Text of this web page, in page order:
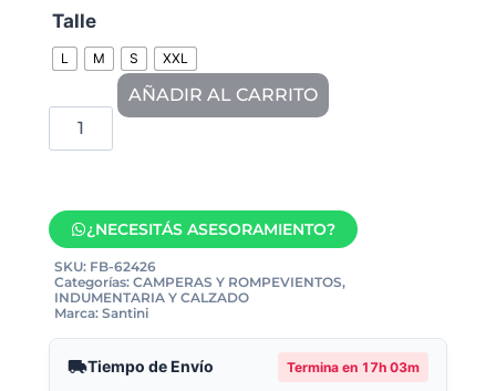
Talle
L M S XXL
AÑADIR AL CARRITO
¿NECESITÁS ASESORAMIENTO?
SKU: FB-62426
Categorías: CAMPERAS Y ROMPEVIENTOS,
INDUMENTARIA Y CALZADO
Marca: Santini
Tiempo de Envío Termina en 17h 03m